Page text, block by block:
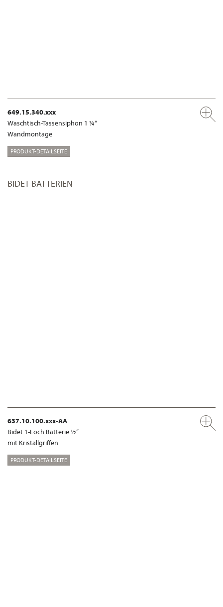
649.15.340.xxx
Waschtisch-Tassensiphon 1 ¼“
Wandmontage
PRODUKT-DETAILSEITE
BIDET BATTERIEN
637.10.100.xxx-AA
Bidet 1-Loch Batterie ½“
mit Kristallgriffen
PRODUKT-DETAILSEITE